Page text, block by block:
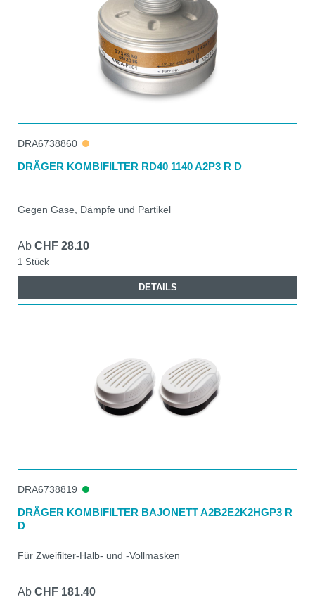
DRA6738860
DRÄGER KOMBIFILTER RD40 1140 A2P3 R D
Gegen Gase, Dämpfe und Partikel
Ab CHF 28.10
1 Stück
DETAILS
DRA6738819
DRÄGER KOMBIFILTER BAJONETT A2B2E2K2HGP3 R
D
Für Zweifilter-Halb- und -Vollmasken
Ab CHF 181.40